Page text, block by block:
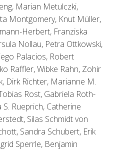
Marian Metulczki,
Montgomery, Knut Müller,
Herbert, Franziska
Nollau, Petra Ottkowski,
Palacios, Robert
Raffler, Wibke Rahn, Zohir
Dirk Richter, Marianne M.
Rost, Gabriela Roth-
S. Rueprich, Catherine
Silas Schmidt von
Sandra Schubert, Erik
Sperrle, Benjamin